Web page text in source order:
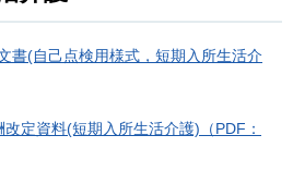
書(自己点検用様式，短期入所生活介
定資料(短期入所生活介護)（PDF：